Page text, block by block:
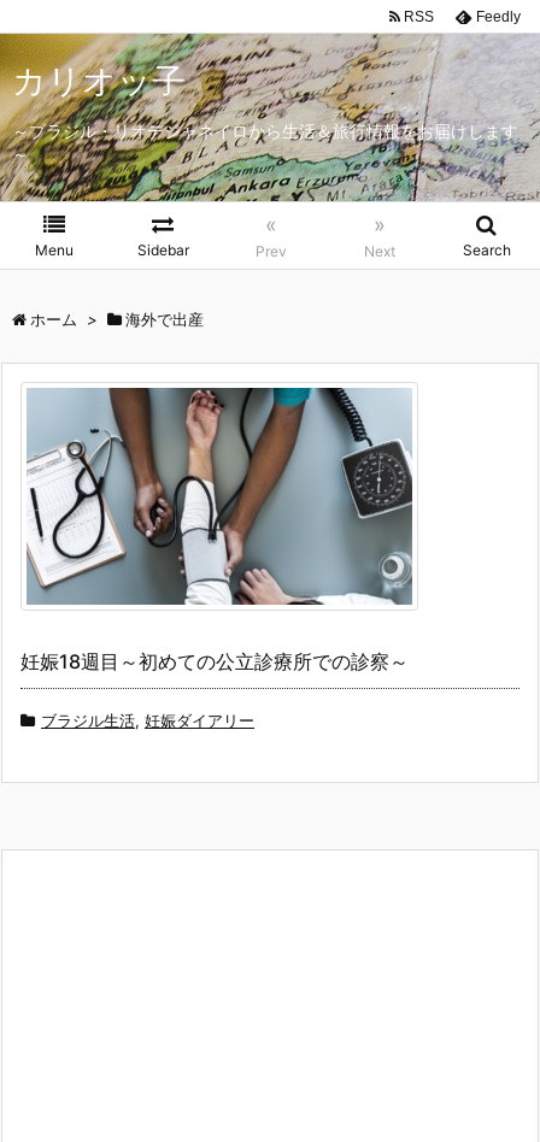
カリオッ子
～ブラジル・リオデジャネイロから生活＆旅行情報をお届けします
～
Menu Sidebar
«
Prev
»
Next Search
RSS Feedly
ホーム > 海外で出産
妊娠18週目～初めての公立診療所での診察～
ブラジル生活, 妊娠ダイアリー